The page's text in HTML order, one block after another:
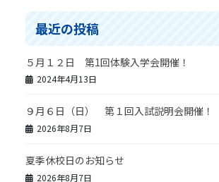
最近の投稿
５月１２日 第1回体験入学会開催！
2024年4月13日
９月６日（日） 第１回入試説明会開催！
2026年8月7日
夏季休校日のお知らせ
2026年8月7日